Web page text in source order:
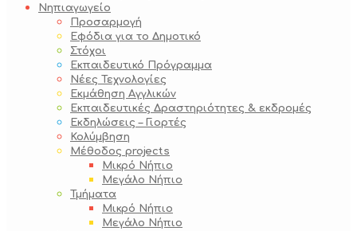
Νηπιαγωγείο
Προσαρμογή
Εφόδια για το Δημοτικό
Στόχοι
Εκπαιδευτικό Πρόγραμμα
Νέες Τεχνολογίες
Εκμάθηση Αγγλικών
Εκπαιδευτικές Δραστηριότητες & εκδρομές
Εκδηλώσεις – Γιορτές
Κολύμβηση
Μέθοδος projects
Μικρό Νήπιο
Μεγάλο Νήπιο
Τμήματα
Μικρό Νήπιο
Μεγάλο Νήπιο